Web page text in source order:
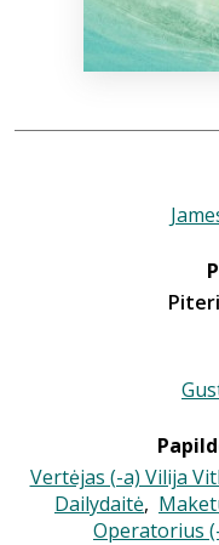
Vertėjas (-a) Vilija
Dailydaitė,
Operatorius